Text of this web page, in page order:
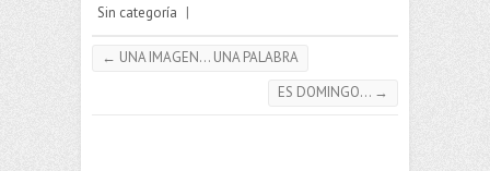
Sin categoría |
← UNA IMAGEN… UNA PALABRA
ES DOMINGO… →